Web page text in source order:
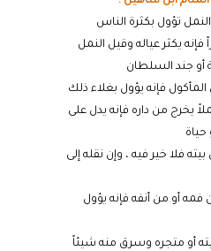
تؤول بكثرة الناس
فإنه يكثر عياله وقيل النمل
أو جند السلطان
فإنه يؤول بغلاء ذلك
يخرج من داره فإنه يدل على
فلا خير فيه ، وإن نقله إلى
أو من أنفه فإنه يؤول
أو متجره وسرق منه شيئاً